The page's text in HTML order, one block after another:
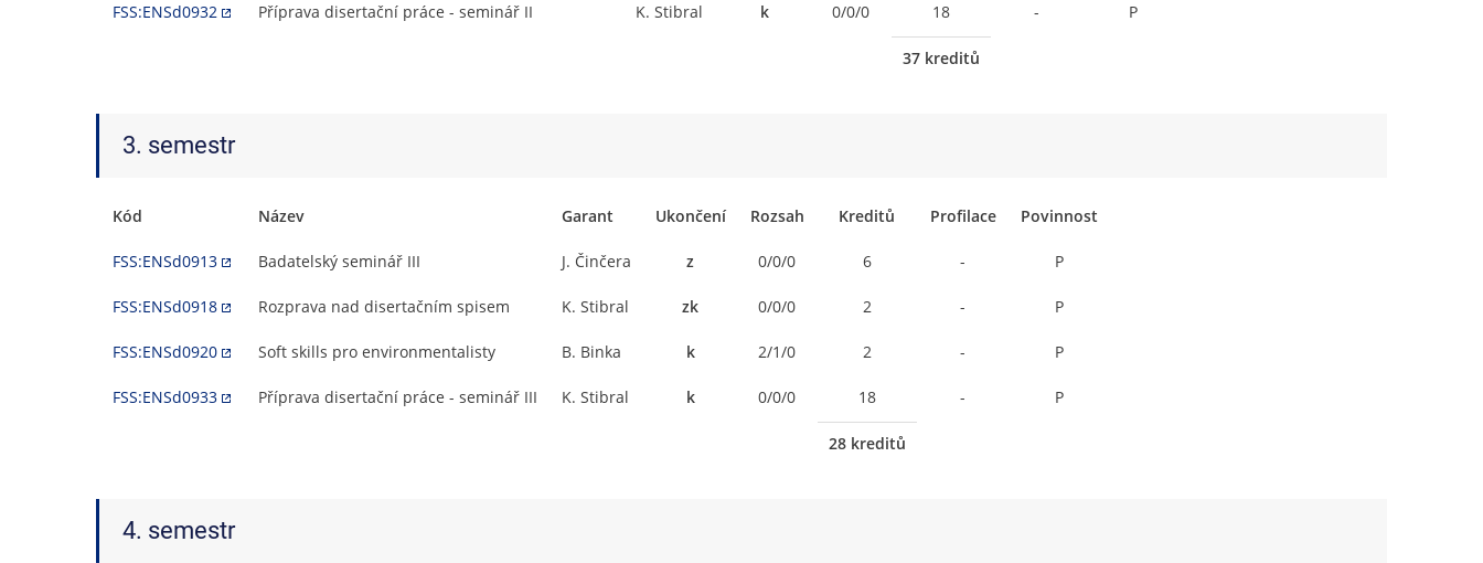
FSS:ENSd0932 Příprava disertační práce - seminář II K. Stibral k 0/0/0 18 - P
37 kreditů
3. semestr
Kód Název Garant Ukončení Rozsah Kreditů Profilace Povinnost
FSS:ENSd0913 Badatelský seminář III J. Činčera z 0/0/0 6 - P
FSS:ENSd0918 Rozprava nad disertačním spisem K. Stibral zk 0/0/0 2 - P
FSS:ENSd0920 Soft skills pro environmentalisty B. Binka k 2/1/0 2 - P
FSS:ENSd0933 Příprava disertační práce - seminář III K. Stibral k 0/0/0 18 - P
28 kreditů
4. semestr